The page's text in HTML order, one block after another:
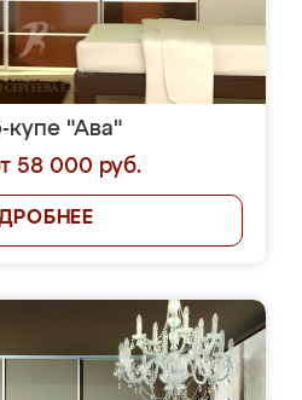
купе "Ава"
58 000 руб.